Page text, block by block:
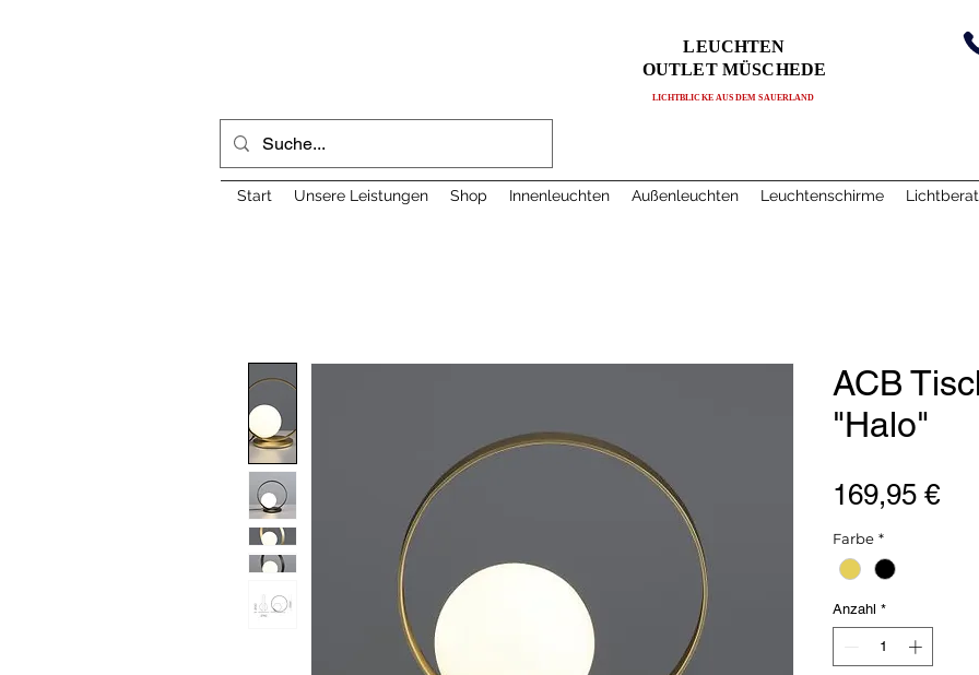
LEUCHTEN
OUTLET MÜSCHEDE
LICHTBLICKE AUS DEM SAUERLAND
Start Unsere Leistungen Shop Innenleuchten Außenleuchten Leuchtenschirme
ACB
"Halo"
169,95 €
Farbe *
Anzahl *